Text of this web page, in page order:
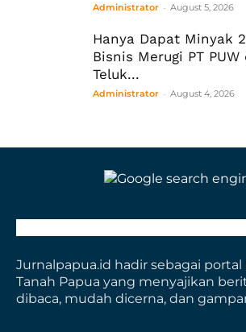
Administrator - August 5, 2026
Hanya Dapat Minyak
Bisnis Merugi PT
Teluk...
Administrator - August 4, 2026
Jurnalpapua.id hadir sebagai
Tanah Papua yang menyajikan
dibaca, mudah dicerna, dan